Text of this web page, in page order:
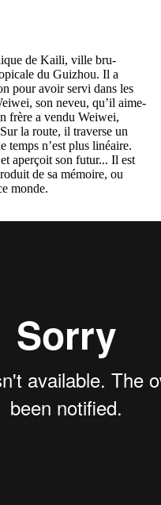
de Kaili, ville bru-
du Guizhou. Il a
pour avoir servi dans les
son neveu, qu’il aime-
frère a vendu Weiwei,
la route, il traverse un
temps n’est plus linéaire.
aperçoit son futur... Il est
de sa mémoire, ou
monde.